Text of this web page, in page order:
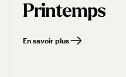
Printemps
En savoir plus